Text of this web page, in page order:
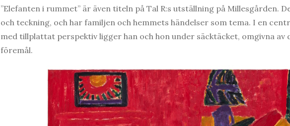
”Elefanten i rummet” är även titeln på Tal R:s utställning på Millesgården.
och teckning, och har familjen och hemmets händelser som tema. I en
med tillplattat perspektiv ligger han och hon under säcktäcket, omgivna av
föremål.